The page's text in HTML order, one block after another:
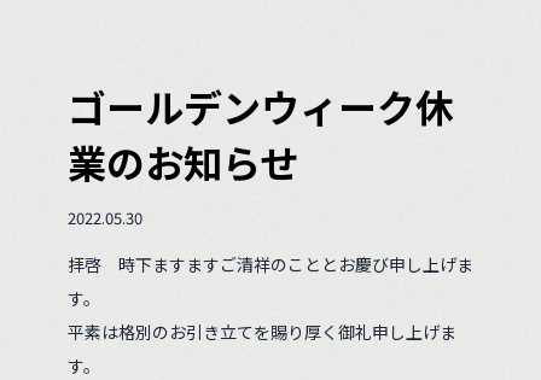
ゴールデンウィーク休
業のお知らせ
2022.05.30
拝啓 時下ますますご清祥のこととお慶び申し上げま
す。
平素は格別のお引き立てを賜り厚く御礼申し上げま
す。